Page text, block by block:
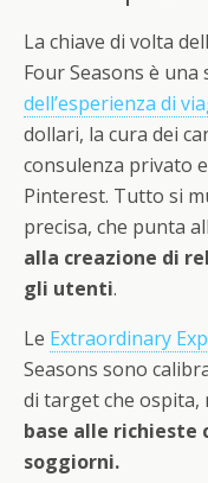
La chiave di volta
Four Seasons è una
dell’esperienza di
dollari, la cura dei
consulenza privato
Pinterest. Tutto si
precisa, che punta
alla creazione di
gli utenti.
Le Extraordinary
Seasons sono
di target che ospita,
base alle richieste
soggiorni.